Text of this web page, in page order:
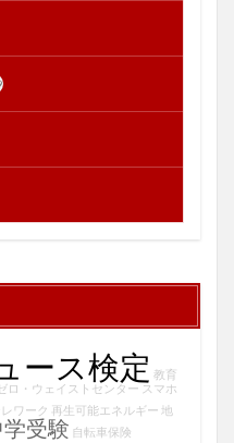
ース検定 教育
ロ・ウェイストセンター スマホ
ワーク 再生可能エネルギー 地
学受験 自転車保険